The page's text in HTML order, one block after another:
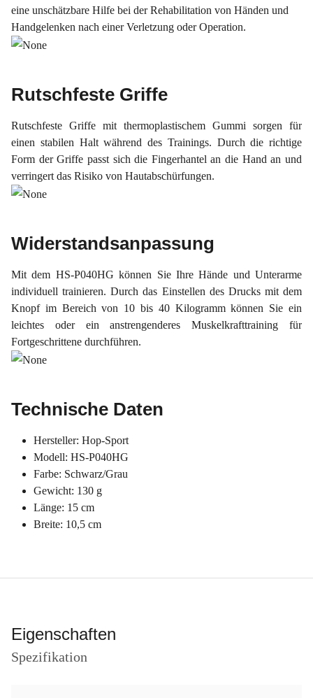
eine unschätzbare Hilfe bei der Rehabilitation von Händen und
Handgelenken nach einer Verletzung oder Operation.
Rutschfeste Griffe
Rutschfeste Griffe mit thermoplastischem Gummi sorgen für
einen stabilen Halt während des Trainings. Durch die richtige
Form der Griffe passt sich die Fingerhantel an die Hand an und
verringert das Risiko von Hautabschürfungen.
Widerstandsanpassung
Mit dem HS-P040HG können Sie Ihre Hände und Unterarme
individuell trainieren. Durch das Einstellen des Drucks mit dem
Knopf im Bereich von 10 bis 40 Kilogramm können Sie ein
leichtes oder ein anstrengenderes Muskelkrafttraining für
Fortgeschrittene durchführen.
Technische Daten
Hersteller: Hop-Sport
Modell: HS-P040HG
Farbe: Schwarz/Grau
Gewicht: 130 g
Länge: 15 cm
Breite: 10,5 cm
Eigenschaften
Spezifikation